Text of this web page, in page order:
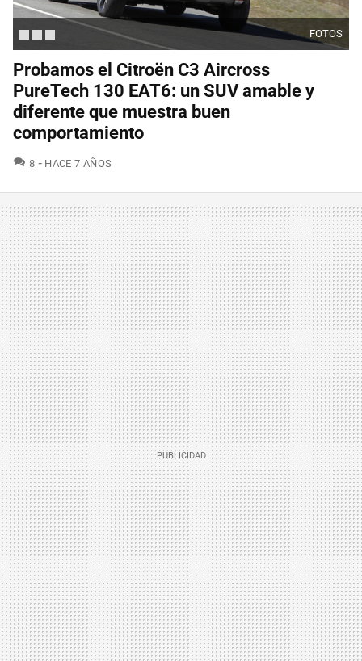
FOTOS
Probamos el Citroën C3 Aircross
PureTech 130 EAT6: un SUV amable y
diferente que muestra buen
comportamiento
8 COMENTARIOS
HACE 7 AÑOS